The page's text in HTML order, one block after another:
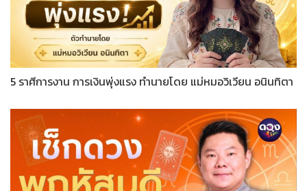
5 ราศีการงาน การเงินพุ่งแรง ทำนายโดย แม่หมอวิเวียน อนินทิตา